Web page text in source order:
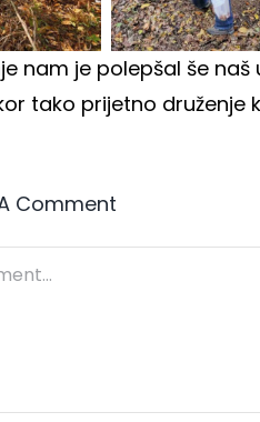
nam je polepšal še
tako prijetno druženje
Comment